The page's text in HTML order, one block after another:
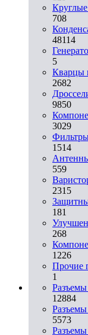
708
48114
5
Кварцы
2682
9850
3029
1514
559
2315
181
268
1226
Прочие
1
12884
5573